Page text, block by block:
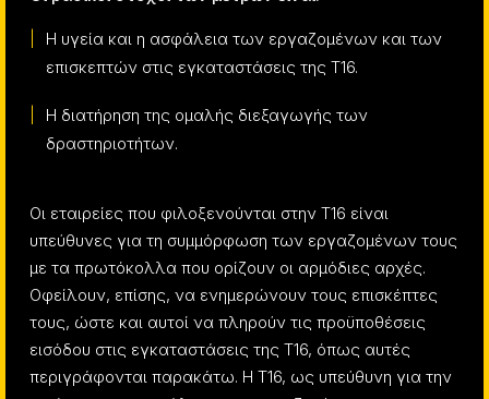
Η υγεία και η ασφάλεια των εργαζομένων και των
επισκεπτών στις εγκαταστάσεις της Τ16.
Η διατήρηση της ομαλής διεξαγωγής των
δραστηριοτήτων.
Οι εταιρείες που φιλοξενούνται στην Τ16 είναι
υπεύθυνες για τη συμμόρφωση των εργαζομένων τους
με τα πρωτόκολλα που ορίζουν οι αρμόδιες αρχές.
Οφείλουν, επίσης, να ενημερώνουν τους επισκέπτες
τους, ώστε και αυτοί να πληρούν τις προϋποθέσεις
εισόδου στις εγκαταστάσεις της Τ16, όπως αυτές
περιγράφονται παρακάτω. Η Τ16, ως υπεύθυνη για την